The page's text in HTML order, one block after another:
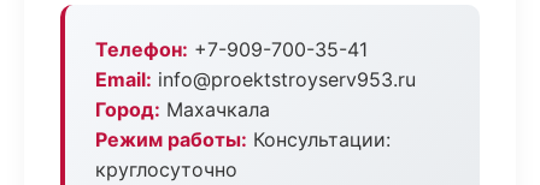
Телефон: +7-909-700-35-41
Email: info@proektstroyserv953.ru
Город: Махачкала
Режим работы: Консультации:
круглосуточно